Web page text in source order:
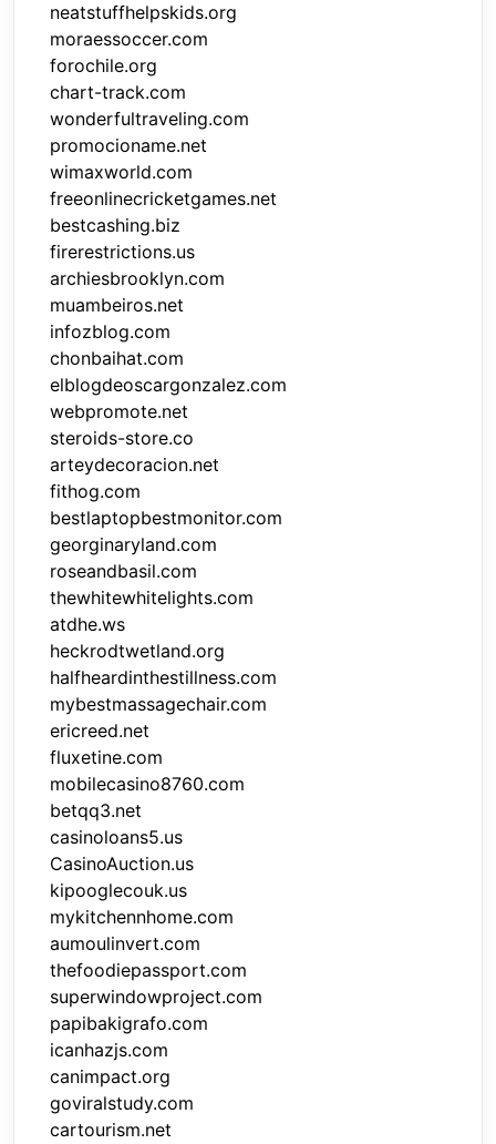
neatstuffhelpskids.org
moraessoccer.com
forochile.org
chart-track.com
wonderfultraveling.com
promocioname.net
wimaxworld.com
freeonlinecricketgames.net
bestcashing.biz
firerestrictions.us
archiesbrooklyn.com
muambeiros.net
infozblog.com
chonbaihat.com
elblogdeoscargonzalez.com
webpromote.net
steroids-store.co
arteydecoracion.net
fithog.com
bestlaptopbestmonitor.com
georginaryland.com
roseandbasil.com
thewhitewhitelights.com
atdhe.ws
heckrodtwetland.org
halfheardinthestillness.com
mybestmassagechair.com
ericreed.net
fluxetine.com
mobilecasino8760.com
betqq3.net
casinoloans5.us
CasinoAuction.us
kipooglecouk.us
mykitchennhome.com
aumoulinvert.com
thefoodiepassport.com
superwindowproject.com
papibakigrafo.com
icanhazjs.com
canimpact.org
goviralstudy.com
cartourism.net